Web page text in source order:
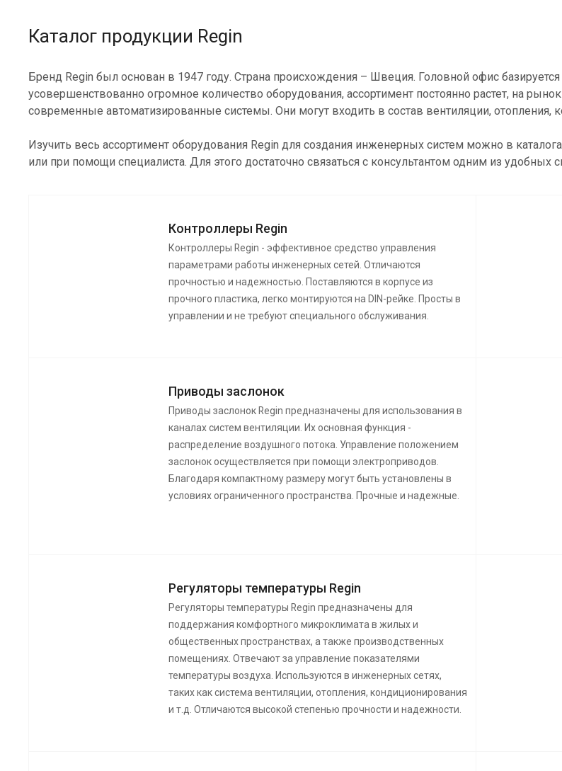
Каталог продукции Regin
Бренд Regin был основан в 1947 году. Страна происхождения – Швеция. Головной офис
усовершенствованно огромное количество оборудования, ассортимент постоянно растет, на
современные автоматизированные системы. Они могут входить в состав вентиляции,
Изучить весь ассортимент оборудования Regin для создания инженерных систем можно в
или при помощи специалиста. Для этого достаточно связаться с консультантом одним из
Контроллеры Regin
Контроллеры Regin - эффективное средство управления
параметрами работы инженерных сетей. Отличаются
прочностью и надежностью. Поставляются в корпусе из
прочного пластика, легко монтируются на DIN-рейке. Просты в
управлении и не требуют специального обслуживания.
Приводы заслонок
Приводы заслонок Regin предназначены для использования в
каналах систем вентиляции. Их основная функция -
распределение воздушного потока. Управление положением
заслонок осуществляется при помощи электроприводов.
Благодаря компактному размеру могут быть установлены в
условиях ограниченного пространства. Прочные и надежные.
Регуляторы температуры Regin
Регуляторы температуры Regin предназначены для
поддержания комфортного микроклимата в жилых и
общественных пространствах, а также производственных
помещениях. Отвечают за управление показателями
температуры воздуха. Используются в инженерных сетях,
таких как система вентиляции, отопления, кондиционирования
и т.д. Отличаются высокой степенью прочности и надежности.